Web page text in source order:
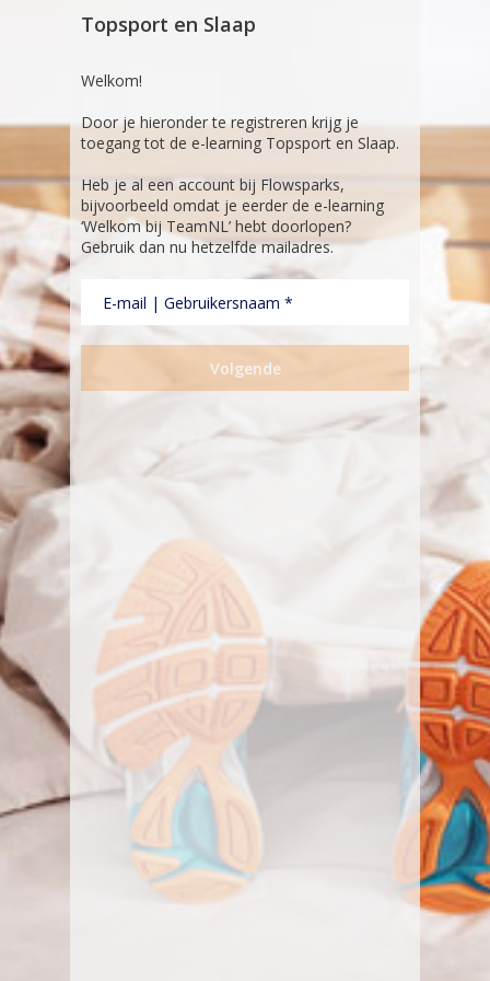
FLOWSPARKS - NOC*NSF
Topsport en Slaap
Welkom!
Door je hieronder te registreren krijg je
toegang tot de e-learning Topsport en Slaap.
Heb je al een account bij Flowsparks,
bijvoorbeeld omdat je eerder de e-learning
‘Welkom bij TeamNL’ hebt doorlopen?
Gebruik dan nu hetzelfde mailadres.
Volgende